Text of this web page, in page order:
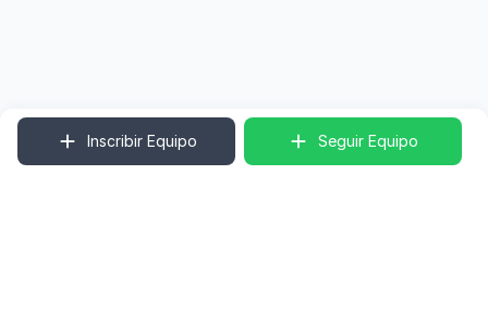
Inscribir Equipo Seguir Equipo